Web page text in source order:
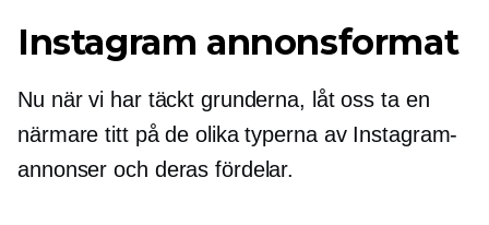
Instagram annonsformat
Nu när vi har täckt grunderna, låt oss ta en
närmare titt på de olika typerna av Instagram-
annonser och deras fördelar.